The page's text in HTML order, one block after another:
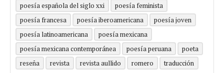
poesía española del siglo xxi
poesía feminista
poesía francesa
poesía iberoamericana
poesía joven
poesía latinoamericana
poesía mexicana
poesía mexicana contemporánea
poesía peruana
poeta
reseña
revista revista aullido romero traducción